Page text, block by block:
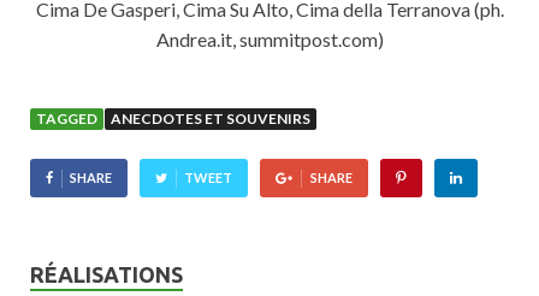
Cima De Gasperi, Cima Su Alto, Cima della Terranova (ph.
Andrea.it, summitpost.com)
TAGGED ANECDOTES ET SOUVENIRS
SHARE TWEET SHARE
RÉALISATIONS